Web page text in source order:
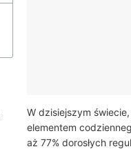
W dzisiejszym świecie,
elementem
aż 77% dorosłych